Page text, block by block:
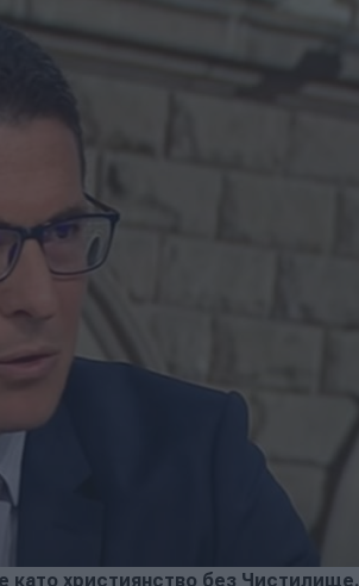
като християнство без Чистилище.